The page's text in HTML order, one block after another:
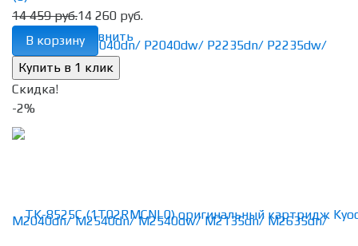
избранное сравнить
14 459 руб.14 260 руб.
В корзину
Скидка!
-2%